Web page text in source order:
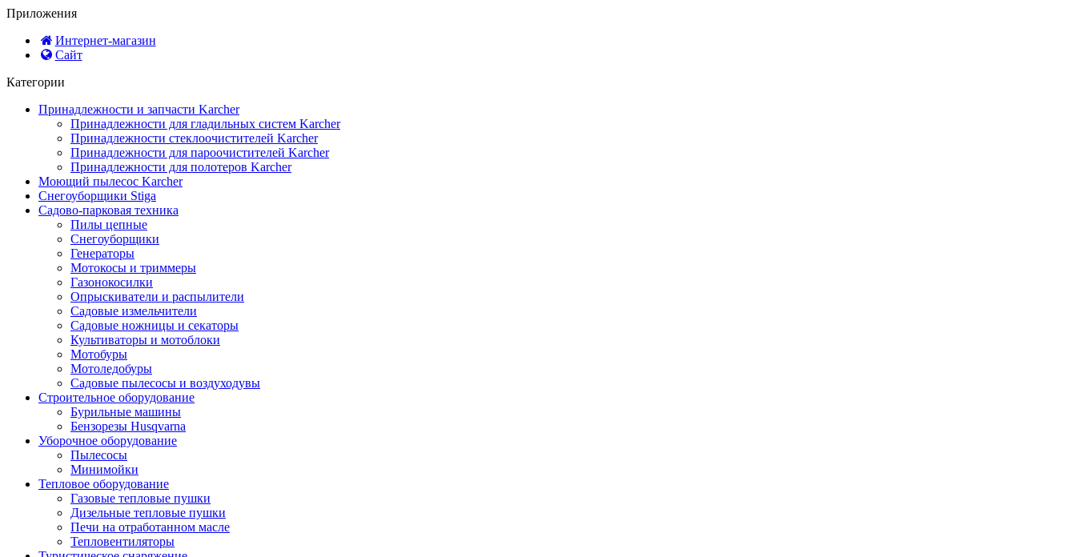
Приложения
Интернет-магазин
Сайт
Категории
Принадлежности и запчасти Karcher
Принадлежности для гладильных систем Karcher
Принадлежности стеклоочистителей Karcher
Принадлежности для пароочистителей Karcher
Принадлежности для полотеров Karcher
Моющий пылесос Karcher
Снегоуборщики Stiga
Садово-парковая техника
Пилы цепные
Снегоуборщики
Генераторы
Мотокосы и триммеры
Газонокосилки
Опрыскиватели и распылители
Садовые измельчители
Садовые ножницы и секаторы
Культиваторы и мотоблоки
Мотобуры
Мотоледобуры
Садовые пылесосы и воздуходувы
Строительное оборудование
Бурильные машины
Бензорезы Husqvarna
Уборочное оборудование
Пылесосы
Минимойки
Тепловое оборудование
Газовые тепловые пушки
Дизельные тепловые пушки
Печи на отработанном масле
Тепловентиляторы